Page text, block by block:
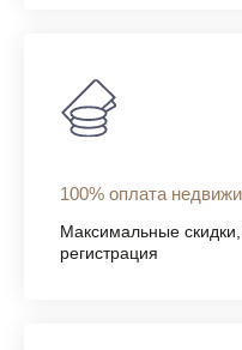
100% оплата
Максимальные
регистрация